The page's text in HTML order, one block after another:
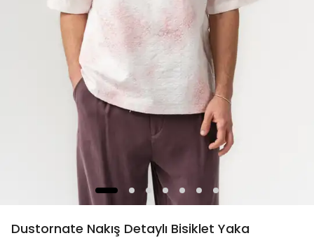
Dustornate Nakış Detaylı Bisiklet Yaka